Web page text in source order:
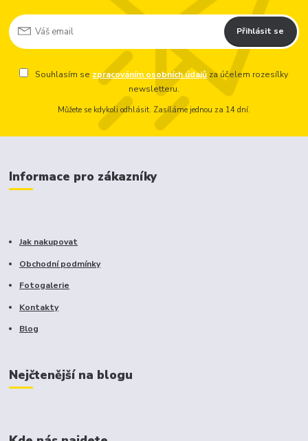
Přihlásit se
Souhlasím se zpracováním osobních údajů za účelem rozesílky
newsletteru.
Můžete se kdykoli odhlásit. Zasíláme jednou za 14 dní.
Informace pro zákazníky
Jak nakupovat
Obchodní podmínky
Fotogalerie
Kontakty
Blog
Nejčtenější na blogu